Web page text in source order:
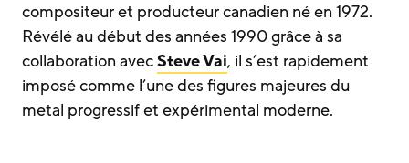
compositeur et producteur canadien né en 1972.
Révélé au début des années 1990 grâce à sa
collaboration avecSteve Vai, il s’est rapidement
imposé comme l’une des figures majeures du
metal progressif et expérimental moderne.